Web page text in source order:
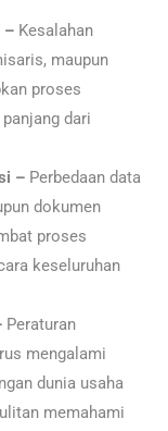
– Kesalahan
maupun
proses
dari
– Perbedaan data
dokumen
proses
keseluruhan
Peraturan
mengalami
dunia usaha
memahami